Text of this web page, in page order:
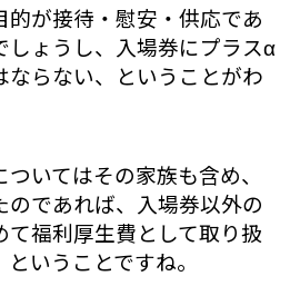
的が接待・慰安・供応であ
しょうし、入場券にプラスα
ならない、ということがわ
いてはその家族も含め、
であれば、入場券以外の
て福利厚生費として取り扱
いうことですね。